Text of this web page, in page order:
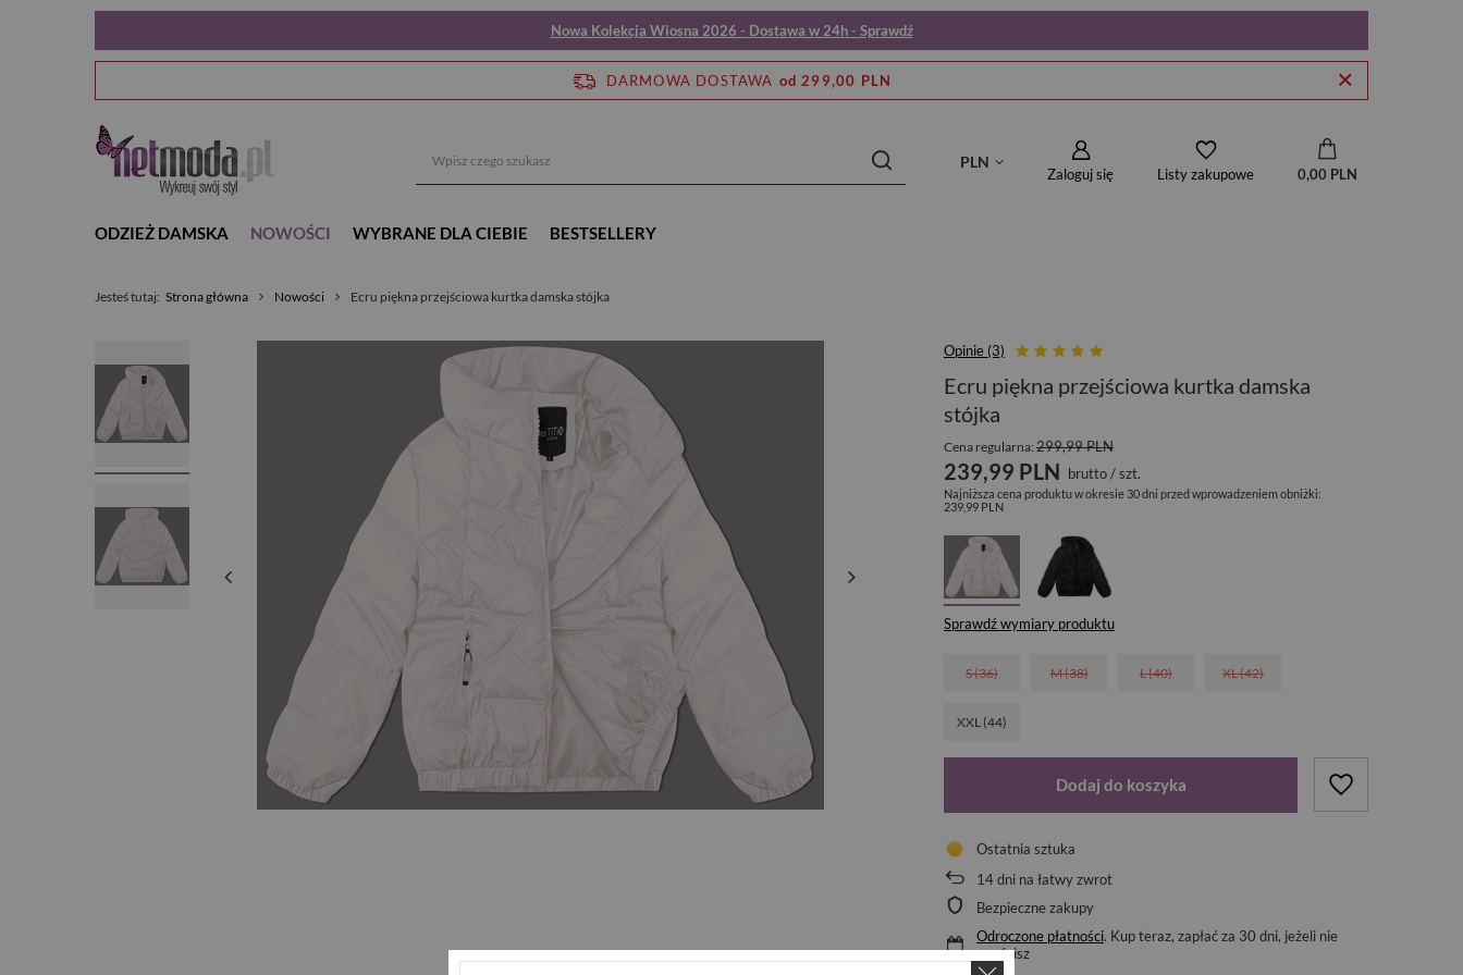
Nowa Kolekcja Wiosna 2026 - Dostawa w 24h - Sprawdź
DARMOWA DOSTAWA od 299,00 PLN
PLN
Zaloguj się Listy zakupowe 0,00 PLN
ODZIEŻ DAMSKA NOWOŚCI WYBRANE DLA CIEBIE BESTSELLERY
Jesteś tutaj: Strona główna Nowości Ecru piękna przejściowa kurtka damska stójka
Opinie (3)
Ecru piękna przejściowa kurtka damska
stójka
Cena regularna:299,99 PLN
239,99 PLN brutto/szt.
Najniższa cena produktu w okresie 30 dni przed wprowadzeniem obniżki:
239,99 PLN
Sprawdź wymiary produktu
S (36) M (38) L (40) XL (42)
XXL (44)
Dodaj do koszyka
Ostatnia sztuka
14dni na łatwy zwrot
Bezpieczne zakupy
Odroczone płatności. Kup teraz, zapłać za 30 dni, jeżeli nie
zwrócisz